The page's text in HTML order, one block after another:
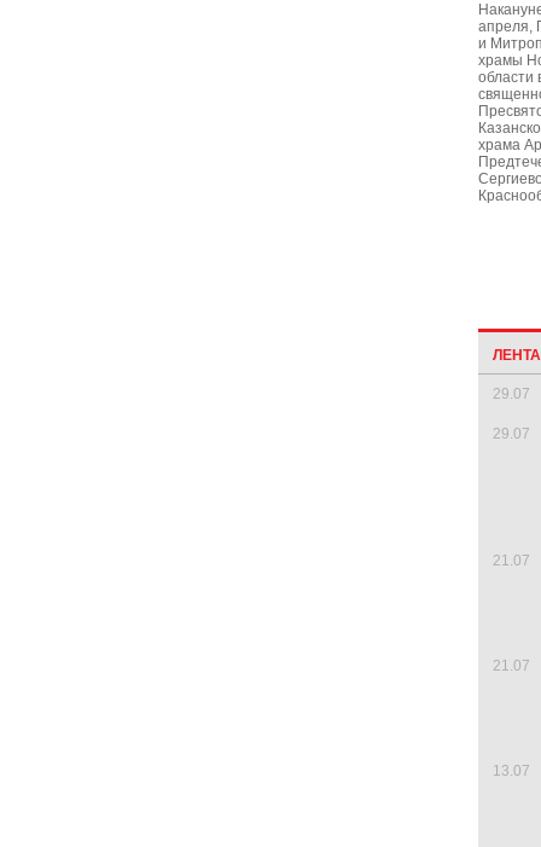
апреля,
и
храмы
области
храма
29.07
29.07
21.07
21.07
13.07